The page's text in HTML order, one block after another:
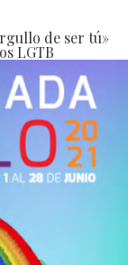
de ser tú»
LGTB